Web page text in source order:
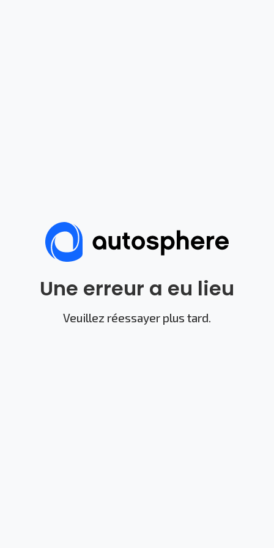
Une erreur a eu lieu
Veuillez réessayer plus tard.